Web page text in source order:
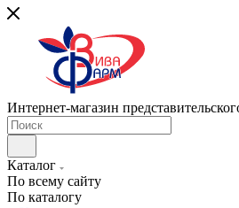
Интернет-магазин
Каталог
По всему сайту
По каталогу